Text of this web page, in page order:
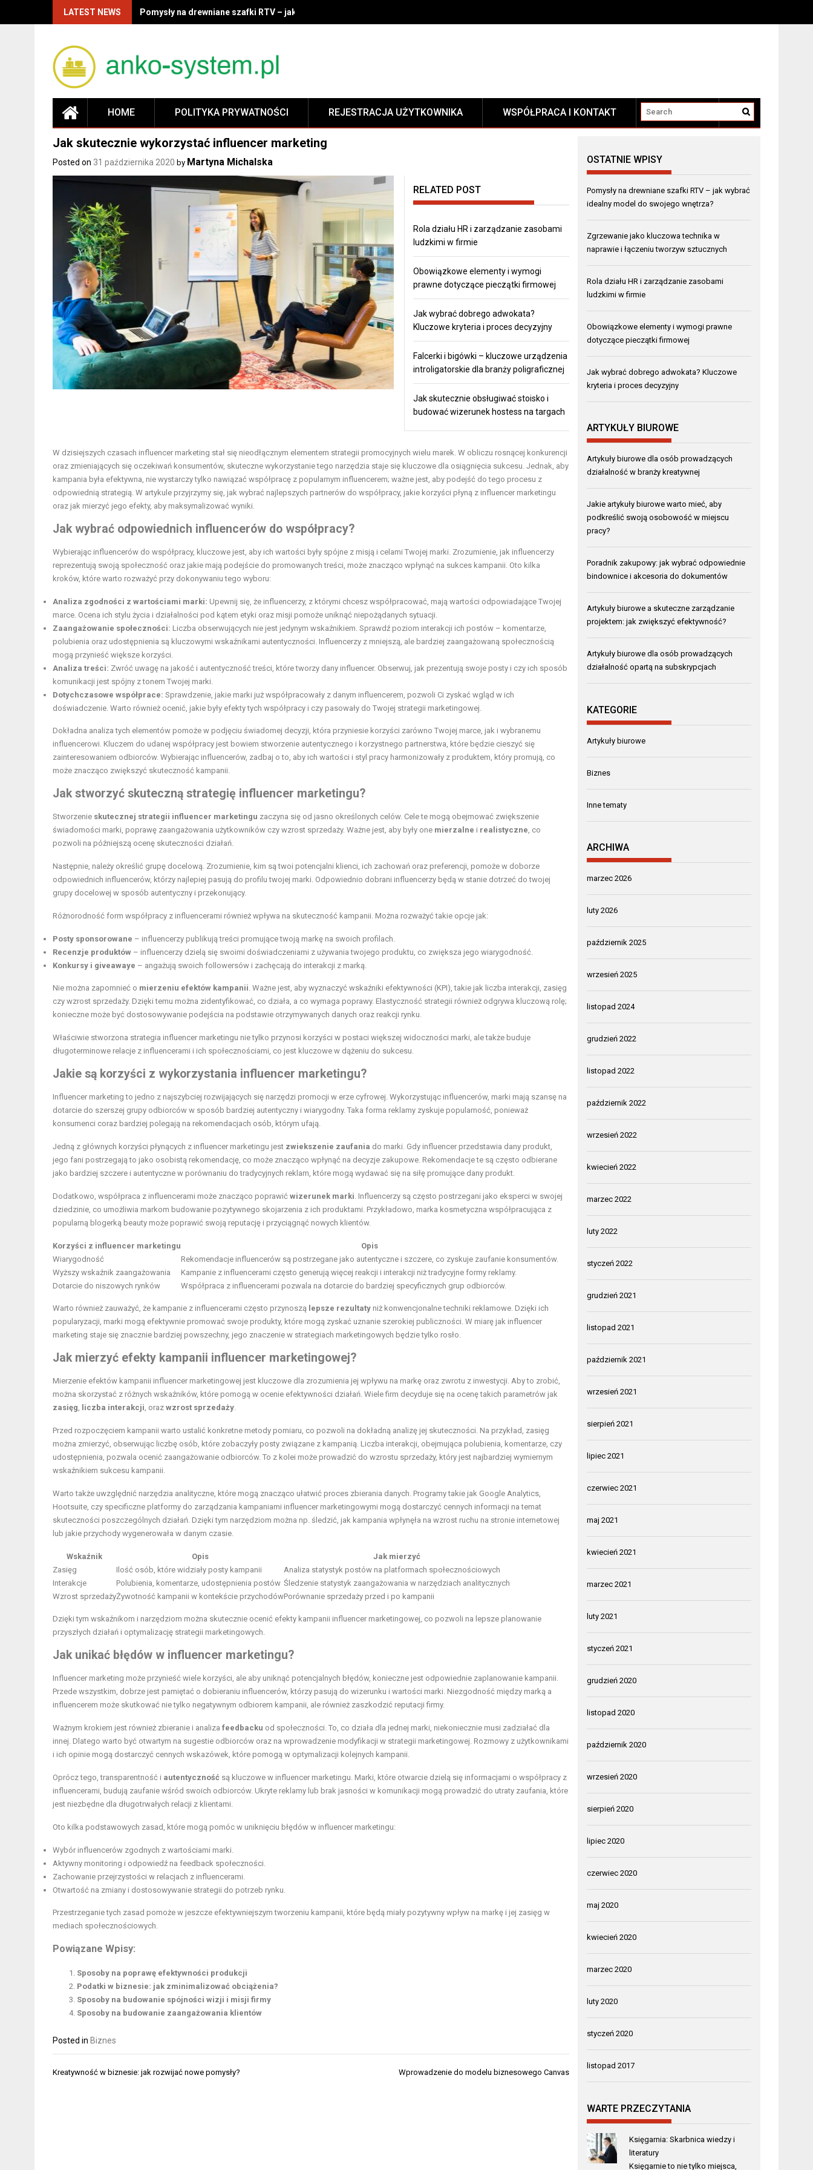
LATEST NEWS Pomysły na drewniane szafki RTV – jak wybrać idealny model do swojego wnętrza?
HOME POLITYKA PRYWATNOŚCI REJESTRACJA UŻYTKOWNIKA WSPÓŁPRACA I KONTAKT KONTAKT
Jak skutecznie wykorzystać influencer marketing
Posted on 31 października 2020 by Martyna Michalska
RELATED POST
Rola działu HR i zarządzanie zasobami
ludzkimi w firmie
Obowiązkowe elementy i wymogi
prawne dotyczące pieczątki firmowej
Jak wybrać dobrego adwokata?
Kluczowe kryteria i proces decyzyjny
Falcerki i bigówki – kluczowe urządzenia
introligatorskie dla branży poligraficznej
Jak skutecznie obsługiwać stoisko i
budować wizerunek hostess na targach
W dzisiejszych czasach influencer marketing stał się nieodłącznym elementem strategii promocyjnych wielu marek. W obliczu rosnącej konkurencji
oraz zmieniających się oczekiwań konsumentów, skuteczne wykorzystanie tego narzędzia staje się kluczowe dla osiągnięcia sukcesu. Jednak, aby
kampania była efektywna, nie wystarczy tylko nawiązać współpracę z popularnym influencerem; ważne jest, aby podejść do tego procesu z
odpowiednią strategią. W artykule przyjrzymy się, jak wybrać najlepszych partnerów do współpracy, jakie korzyści płyną z influencer marketingu
oraz jak mierzyć jego efekty, aby maksymalizować wyniki.
Jak wybrać odpowiednich influencerów do współpracy?
Wybierając influencerów do współpracy, kluczowe jest, aby ich wartości były spójne z misją i celami Twojej marki. Zrozumienie, jak influencerzy
reprezentują swoją społeczność oraz jakie mają podejście do promowanych treści, może znacząco wpłynąć na sukces kampanii. Oto kilka
kroków, które warto rozważyć przy dokonywaniu tego wyboru:
Analiza zgodności z wartościami marki: Upewnij się, że influencerzy, z którymi chcesz współpracować, mają wartości odpowiadające Twojej
marce. Ocena ich stylu życia i działalności pod kątem etyki oraz misji pomoże uniknąć niepożądanych sytuacji.
Zaangażowanie społeczności: Liczba obserwujących nie jest jedynym wskaźnikiem. Sprawdź poziom interakcji ich postów – komentarze,
polubienia oraz udostępnienia są kluczowymi wskaźnikami autentyczności. Influencerzy z mniejszą, ale bardziej zaangażowaną społecznością
mogą przynieść większe korzyści.
Analiza treści: Zwróć uwagę na jakość i autentyczność treści, które tworzy dany influencer. Obserwuj, jak prezentują swoje posty i czy ich sposób
komunikacji jest spójny z tonem Twojej marki.
Dotychczasowe współprace: Sprawdzenie, jakie marki już współpracowały z danym influencerem, pozwoli Ci zyskać wgląd w ich
doświadczenie. Warto również ocenić, jakie były efekty tych współpracy i czy pasowały do Twojej strategii marketingowej.
Dokładna analiza tych elementów pomoże w podjęciu świadomej decyzji, która przyniesie korzyści zarówno Twojej marce, jak i wybranemu
influencerowi. Kluczem do udanej współpracy jest bowiem stworzenie autentycznego i korzystnego partnerstwa, które będzie cieszyć się
zainteresowaniem odbiorców. Wybierając influencerów, zadbaj o to, aby ich wartości i styl pracy harmonizowały z produktem, który promują, co
może znacząco zwiększyć skuteczność kampanii.
Jak stworzyć skuteczną strategię influencer marketingu?
Stworzenie skutecznej strategii influencer marketingu zaczyna się od jasno określonych celów. Cele te mogą obejmować zwiększenie
świadomości marki, poprawę zaangażowania użytkowników czy wzrost sprzedaży. Ważne jest, aby były one mierzalne i realistyczne , co
pozwoli na późniejszą ocenę skuteczności działań.
Następnie, należy określić grupę docelową. Zrozumienie, kim są twoi potencjalni klienci, ich zachowań oraz preferencji, pomoże w doborze
odpowiednich influencerów, którzy najlepiej pasują do profilu twojej marki. Odpowiednio dobrani influencerzy będą w stanie dotrzeć do twojej
grupy docelowej w sposób autentyczny i przekonujący.
Różnorodność form współpracy z influencerami również wpływa na skuteczność kampanii. Można rozważyć takie opcje jak:
Posty sponsorowane – influencerzy publikują treści promujące twoją markę na swoich profilach.
Recenzje produktów – influencerzy dzielą się swoimi doświadczeniami z używania twojego produktu, co zwiększa jego wiarygodność.
Konkursy i giveawaye – angażują swoich followersów i zachęcają do interakcji z marką.
Nie można zapomnieć o mierzeniu efektów kampanii . Ważne jest, aby wyznaczyć wskaźniki efektywności (KPI), takie jak liczba interakcji, zasięg
czy wzrost sprzedaży. Dzięki temu można zidentyfikować, co działa, a co wymaga poprawy. Elastyczność strategii również odgrywa kluczową rolę;
konieczne może być dostosowywanie podejścia na podstawie otrzymywanych danych oraz reakcji rynku.
Właściwie stworzona strategia influencer marketingu nie tylko przynosi korzyści w postaci większej widoczności marki, ale także buduje
długoterminowe relacje z influencerami i ich społecznościami, co jest kluczowe w dążeniu do sukcesu.
Jakie są korzyści z wykorzystania influencer marketingu?
Influencer marketing to jedno z najszybciej rozwijających się narzędzi promocji w erze cyfrowej. Wykorzystując influencerów, marki mają szansę na
dotarcie do szerszej grupy odbiorców w sposób bardziej autentyczny i wiarygodny. Taka forma reklamy zyskuje popularność, ponieważ
konsumenci coraz bardziej polegają na rekomendacjach osób, którym ufają.
Jedną z głównych korzyści płynących z influencer marketingu jest zwiekszenie zaufania do marki. Gdy influencer przedstawia dany produkt,
jego fani postrzegają to jako osobistą rekomendację, co może znacząco wpłynąć na decyzje zakupowe. Rekomendacje te są często odbierane
jako bardziej szczere i autentyczne w porównaniu do tradycyjnych reklam, które mogą wydawać się na siłę promujące dany produkt.
Dodatkowo, współpraca z influencerami może znacząco poprawić wizerunek marki . Influencerzy są często postrzegani jako eksperci w swojej
dziedzinie, co umożliwia markom budowanie pozytywnego skojarzenia z ich produktami. Przykładowo, marka kosmetyczna współpracująca z
popularną blogerką beauty może poprawić swoją reputację i przyciągnąć nowych klientów.
Korzyści z influencer marketingu
Opis
Wiarygodność
Rekomendacje influencerów są postrzegane jako autentyczne i szczere, co zyskuje zaufanie konsumentów.
Wyższy wskaźnik zaangażowania
Kampanie z influencerami często generują więcej reakcji i interakcji niż tradycyjne formy reklamy.
Dotarcie do niszowych rynków
Współpraca z influencerami pozwala na dotarcie do bardziej specyficznych grup odbiorców.
Warto również zauważyć, że kampanie z influencerami często przynoszą lepsze rezultaty niż konwencjonalne techniki reklamowe. Dzięki ich
popularyzacji, marki mogą efektywnie promować swoje produkty, które mogą zyskać uznanie szerokiej publiczności. W miarę jak influencer
marketing staje się znacznie bardziej powszechny, jego znaczenie w strategiach marketingowych będzie tylko rosło.
Jak mierzyć efekty kampanii influencer marketingowej?
Mierzenie efektów kampanii influencer marketingowej jest kluczowe dla zrozumienia jej wpływu na markę oraz zwrotu z inwestycji. Aby to zrobić,
można skorzystać z różnych wskaźników, które pomogą w ocenie efektywności działań. Wiele firm decyduje się na ocenę takich parametrów jak
zasięg liczba interakcji , oraz wzrost sprzedaży
Przed rozpoczęciem kampanii warto ustalić konkretne metody pomiaru, co pozwoli na dokładną analizę jej skuteczności. Na przykład, zasięg
można zmierzyć, obserwując liczbę osób, które zobaczyły posty związane z kampanią. Liczba interakcji, obejmująca polubienia, komentarze, czy
udostępnienia, pozwala ocenić zaangażowanie odbiorców. To z kolei może prowadzić do wzrostu sprzedaży, który jest najbardziej wymiernym
wskaźnikiem sukcesu kampanii.
Warto także uwzględnić narzędzia analityczne, które mogą znacząco ułatwić proces zbierania danych. Programy takie jak Google Analytics,
Hootsuite, czy specificzne platformy do zarządzania kampaniami influencer marketingowymi mogą dostarczyć cennych informacji na temat
skuteczności poszczególnych działań. Dzięki tym narzędziom można np. śledzić, jak kampania wpłynęła na wzrost ruchu na stronie internetowej
lub jakie przychody wygenerowała w danym czasie.
Wskaźnik Opis
Jak mierzyć
Zasięg
Ilość osób, które widziały posty kampanii
Analiza statystyk postów na platformach społecznościowych
Interakcje
Polubienia, komentarze, udostępnienia postów Śledzenie statystyk zaangażowania w narzędziach analitycznych
Wzrost sprzedażyŻywotność kampanii w kontekście przychodówPorównanie sprzedaży przed i po kampanii
Dzięki tym wskaźnikom i narzędziom można skutecznie ocenić efekty kampanii influencer marketingowej, co pozwoli na lepsze planowanie
przyszłych działań i optymalizację strategii marketingowych.
Jak unikać błędów w influencer marketingu?
Influencer marketing może przynieść wiele korzyści, ale aby uniknąć potencjalnych błędów, konieczne jest odpowiednie zaplanowanie kampanii.
Przede wszystkim, dobrze jest pamiętać o dobieraniu influencerów, którzy pasują do wizerunku i wartości marki. Niezgodność między marką a
influencerem może skutkować nie tylko negatywnym odbiorem kampanii, ale również zaszkodzić reputacji firmy.
Ważnym krokiem jest również zbieranie i analiza feedbacku od społeczności. To, co działa dla jednej marki, niekoniecznie musi zadziałać dla
innej. Dlatego warto być otwartym na sugestie odbiorców oraz na wprowadzenie modyfikacji w strategii marketingowej. Rozmowy z użytkownikami
i ich opinie mogą dostarczyć cennych wskazówek, które pomogą w optymalizacji kolejnych kampanii.
Oprócz tego, transparentność i autentyczność są kluczowe w influencer marketingu. Marki, które otwarcie dzielą się informacjami o współpracy z
influencerami, budują zaufanie wśród swoich odbiorców. Ukryte reklamy lub brak jasności w komunikacji mogą prowadzić do utraty zaufania, które
jest niezbędne dla długotrwałych relacji z klientami.
Oto kilka podstawowych zasad, które mogą pomóc w uniknięciu błędów w influencer marketingu:
Wybór influencerów zgodnych z wartościami marki.
Aktywny monitoring i odpowiedź na feedback społeczności.
Zachowanie przejrzystości w relacjach z influencerami.
Otwartość na zmiany i dostosowywanie strategii do potrzeb rynku.
Przestrzeganie tych zasad pomoże w jeszcze efektywniejszym tworzeniu kampanii, które będą miały pozytywny wpływ na markę i jej zasięg w
mediach społecznościowych.
Powiązane Wpisy:
Sposoby na poprawę efektywności produkcji
Podatki w biznesie: jak zminimalizować obciążenia?
Sposoby na budowanie spójności wizji i misji firmy
Sposoby na budowanie zaangażowania klientów
Posted in Biznes
Nawigacja
Kreatywność w biznesie: jak rozwijać nowe pomysły? Wprowadzenie do modelu biznesowego Canvas
OSTATNIE WPISY
Pomysły na drewniane szafki RTV – jak wybrać
idealny model do swojego wnętrza?
Zgrzewanie jako kluczowa technika w
naprawie i łączeniu tworzyw sztucznych
Rola działu HR i zarządzanie zasobami
ludzkimi w firmie
Obowiązkowe elementy i wymogi prawne
dotyczące pieczątki firmowej
Jak wybrać dobrego adwokata? Kluczowe
kryteria i proces decyzyjny
ARTYKUŁY BIUROWE
Artykuły biurowe dla osób prowadzących
działalność w branży kreatywnej
Jakie artykuły biurowe warto mieć, aby
podkreślić swoją osobowość w miejscu
pracy?
Poradnik zakupowy: jak wybrać odpowiednie
bindownice i akcesoria do dokumentów
Artykuły biurowe a skuteczne zarządzanie
projektem: jak zwiększyć efektywność?
Artykuły biurowe dla osób prowadzących
działalność opartą na subskrypcjach
KATEGORIE
Artykuły biurowe
Biznes
Inne tematy
ARCHIWA
marzec 2026
luty 2026
październik 2025
wrzesień 2025
listopad 2024
grudzień 2022
listopad 2022
październik 2022
wrzesień 2022
kwiecień 2022
marzec 2022
luty 2022
styczeń 2022
grudzień 2021
listopad 2021
październik 2021
wrzesień 2021
sierpień 2021
lipiec 2021
czerwiec 2021
maj 2021
kwiecień 2021
marzec 2021
luty 2021
styczeń 2021
grudzień 2020
listopad 2020
październik 2020
wrzesień 2020
sierpień 2020
lipiec 2020
czerwiec 2020
maj 2020
kwiecień 2020
marzec 2020
luty 2020
styczeń 2020
listopad 2017
WARTE PRZECZYTANIA
Księgarnia: Skarbnica wiedzy i
literatury
Księgarnie to nie tylko miejsca,